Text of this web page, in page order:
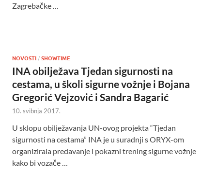
Zagrebačke …
NOVOSTI / SHOWTIME
INA obilježava Tjedan sigurnosti na
cestama, u školi sigurne vožnje i Bojana
Gregorić Vejzović i Sandra Bagarić
10. svibnja 2017.
U sklopu obilježavanja UN-ovog projekta “Tjedan
sigurnosti na cestama” INA je u suradnji s ORYX-om
organizirala predavanje i pokazni trening sigurne vožnje
kako bi vozače …